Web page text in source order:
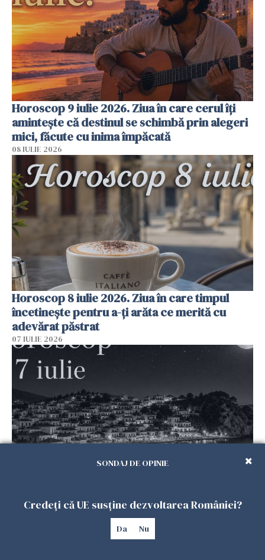
Horoscop 9 iulie 2026. Ziua în care cerul îți
amintește că destinul se schimbă prin alegeri
mici, făcute cu inima împăcată
08 IULIE 2026
Horoscop 8 iulie 2026. Ziua în care timpul
încetinește pentru a-ți arăta ce merită cu
adevărat păstrat
07 IULIE 2026
ziua în care întâmplările mărunte pot schimba
destine, iar răbdarea devine prețioasă
SONDAJ DE OPINIE
Credeți că UE susține dezvoltarea României?
Da Nu